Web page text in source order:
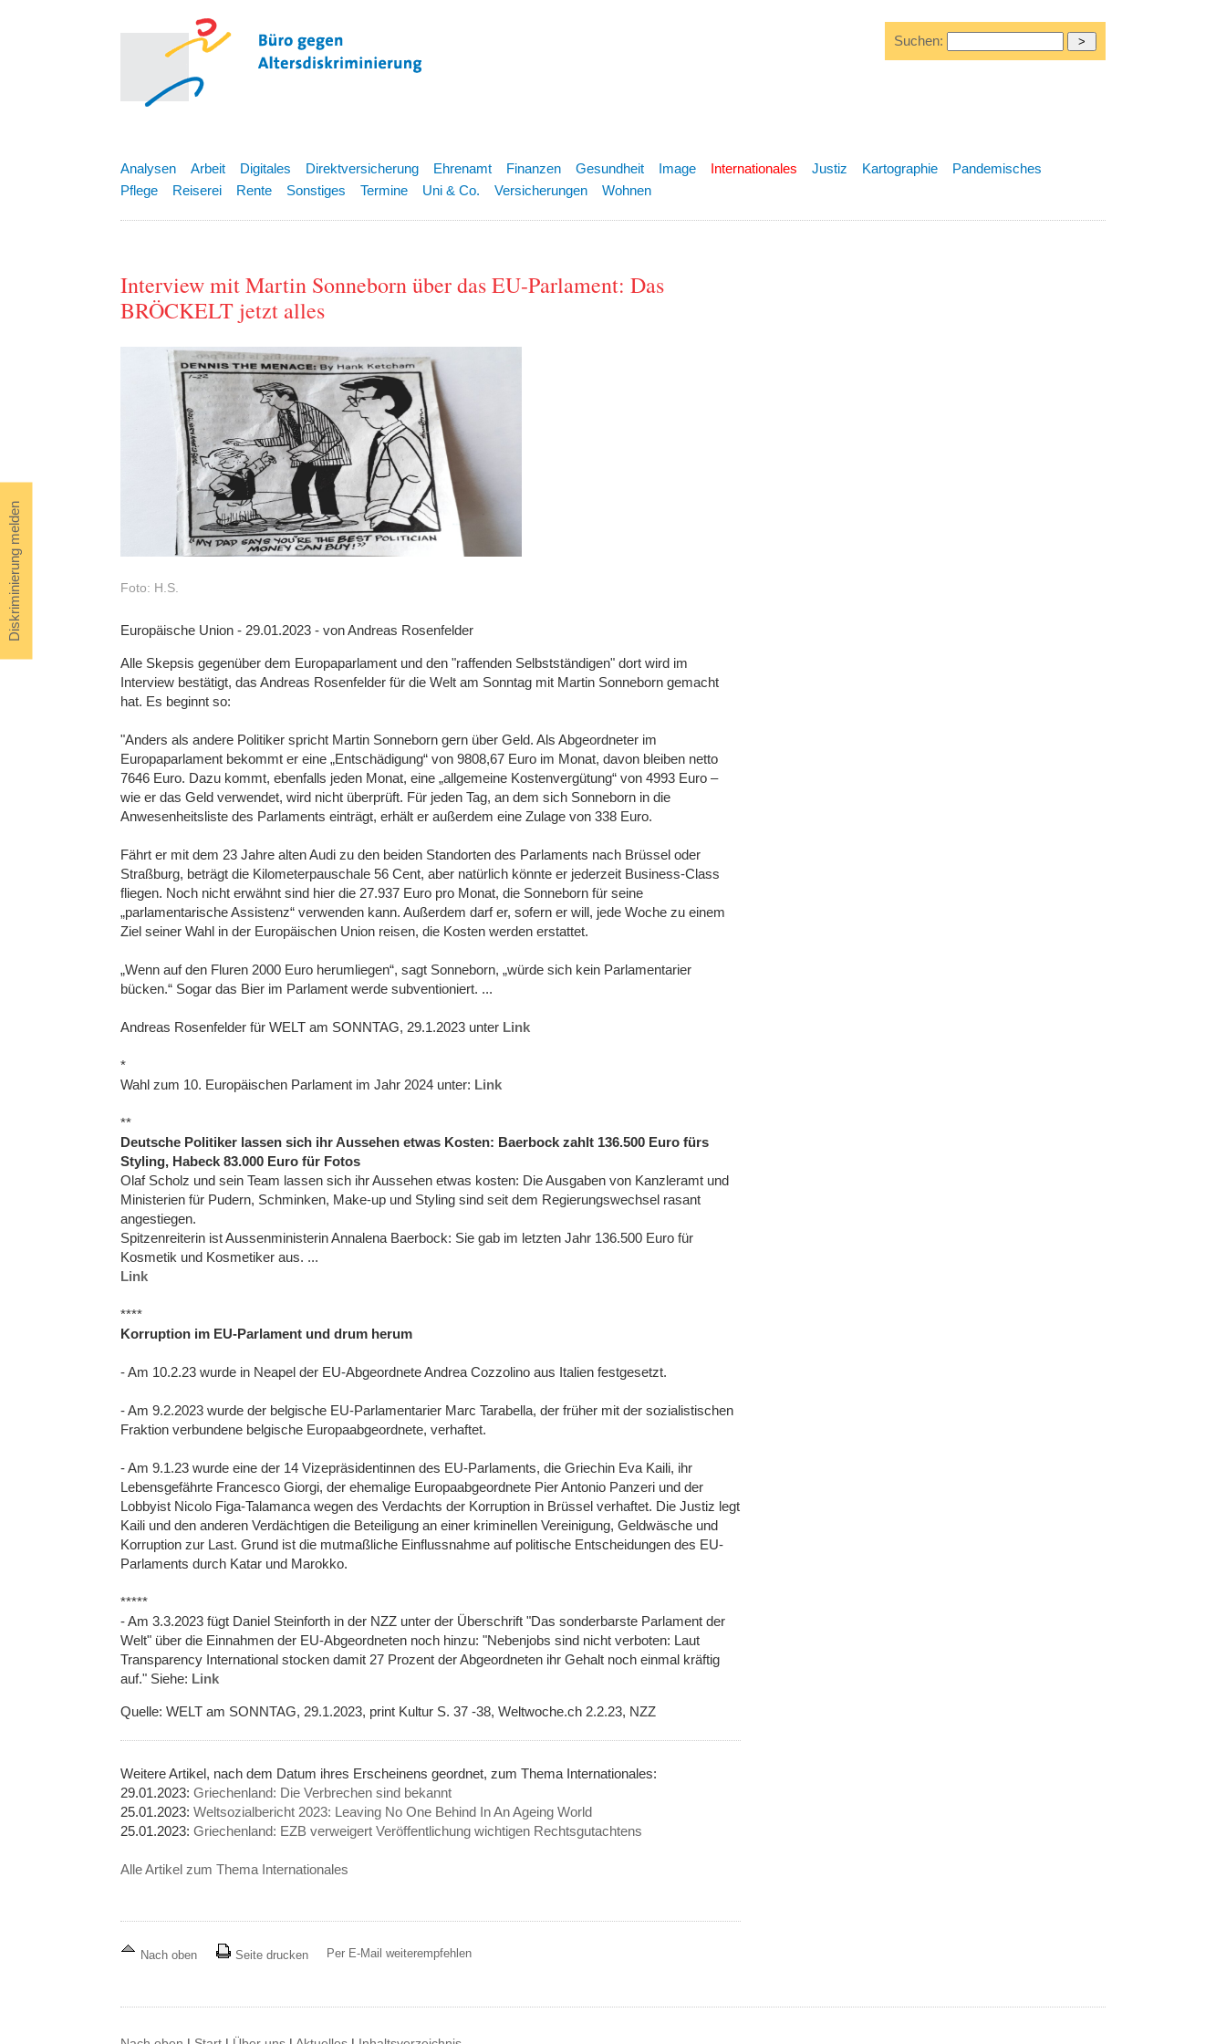
Diskriminierung melden
Suchen:
Analysen Arbeit Digitales Direktversicherung Ehrenamt Finanzen Gesundheit Image Internationales Justiz Kartographie
Pandemisches
Pflege
Reiserei Rente Sonstiges Termine Uni & Co. Versicherungen Wohnen
Interview mit Martin Sonneborn über das EU-Parlament: Das
BRÖCKELT jetzt alles
Foto: H.S.
Europäische Union - 29.01.2023 - von Andreas Rosenfelder
Alle Skepsis gegenüber dem Europaparlament und den "raffenden Selbstständigen" dort wird im
Interview bestätigt, das Andreas Rosenfelder für die Welt am Sonntag mit Martin Sonneborn gemacht
hat. Es beginnt so:
"Anders als andere Politiker spricht Martin Sonneborn gern über Geld. Als Abgeordneter im
Europaparlament bekommt er eine „Entschädigung“ von 9808,67 Euro im Monat, davon bleiben netto
7646 Euro. Dazu kommt, ebenfalls jeden Monat, eine „allgemeine Kostenvergütung“ von 4993 Euro –
wie er das Geld verwendet, wird nicht überprüft. Für jeden Tag, an dem sich Sonneborn in die
Anwesenheitsliste des Parlaments einträgt, erhält er außerdem eine Zulage von 338 Euro.
Fährt er mit dem 23 Jahre alten Audi zu den beiden Standorten des Parlaments nach Brüssel oder
Straßburg, beträgt die Kilometerpauschale 56 Cent, aber natürlich könnte er jederzeit Business-Class
fliegen. Noch nicht erwähnt sind hier die 27.937 Euro pro Monat, die Sonneborn für seine
„parlamentarische Assistenz“ verwenden kann. Außerdem darf er, sofern er will, jede Woche zu einem
Ziel seiner Wahl in der Europäischen Union reisen, die Kosten werden erstattet.
„Wenn auf den Fluren 2000 Euro herumliegen“, sagt Sonneborn, „würde sich kein Parlamentarier
bücken.“ Sogar das Bier im Parlament werde subventioniert. ...
Andreas Rosenfelder für WELT am SONNTAG, 29.1.2023 unter Link
*
Wahl zum 10. Europäischen Parlament im Jahr 2024 unter: Link
**
Deutsche Politiker lassen sich ihr Aussehen etwas Kosten: Baerbock zahlt 136.500 Euro fürs
Styling, Habeck 83.000 Euro für Fotos
Olaf Scholz und sein Team lassen sich ihr Aussehen etwas kosten: Die Ausgaben von Kanzleramt und
Ministerien für Pudern, Schminken, Make-up und Styling sind seit dem Regierungswechsel rasant
angestiegen.
Spitzenreiterin ist Aussenministerin Annalena Baerbock: Sie gab im letzten Jahr 136.500 Euro für
Kosmetik und Kosmetiker aus. ...
Link
****
Korruption im EU-Parlament und drum herum
- Am 10.2.23 wurde in Neapel der EU-Abgeordnete Andrea Cozzolino aus Italien festgesetzt.
- Am 9.2.2023 wurde der belgische EU-Parlamentarier Marc Tarabella, der früher mit der sozialistischen
Fraktion verbundene belgische Europaabgeordnete, verhaftet.
- Am 9.1.23 wurde eine der 14 Vizepräsidentinnen des EU-Parlaments, die Griechin Eva Kaili, ihr
Lebensgefährte Francesco Giorgi, der ehemalige Europaabgeordnete Pier Antonio Panzeri und der
Lobbyist Nicolo Figa-Talamanca wegen des Verdachts der Korruption in Brüssel verhaftet. Die Justiz legt
Kaili und den anderen Verdächtigen die Beteiligung an einer kriminellen Vereinigung, Geldwäsche und
Korruption zur Last. Grund ist die mutmaßliche Einflussnahme auf politische Entscheidungen des EU-
Parlaments durch Katar und Marokko.
*****
- Am 3.3.2023 fügt Daniel Steinforth in der NZZ unter der Überschrift "Das sonderbarste Parlament der
Welt" über die Einnahmen der EU-Abgeordneten noch hinzu: "Nebenjobs sind nicht verboten: Laut
Transparency International stocken damit 27 Prozent der Abgeordneten ihr Gehalt noch einmal kräftig
auf." Siehe: Link
Quelle: WELT am SONNTAG, 29.1.2023, print Kultur S. 37 -38, Weltwoche.ch 2.2.23, NZZ
Weitere Artikel, nach dem Datum ihres Erscheinens geordnet, zum Thema Internationales:
29.01.2023: Griechenland: Die Verbrechen sind bekannt
25.01.2023: Weltsozialbericht 2023: Leaving No One Behind In An Ageing World
25.01.2023: Griechenland: EZB verweigert Veröffentlichung wichtigen Rechtsgutachtens
Alle Artikel zum Thema Internationales
Nach oben Seite drucken Per E-Mail weiterempfehlen